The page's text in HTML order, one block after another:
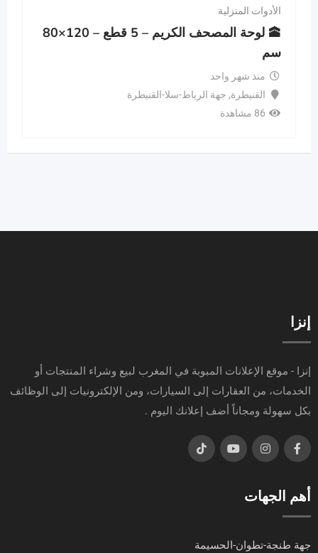
الأدوات المنزلية
🕋 لوحة المصحف الكريم – 5 قطع – 120×80
سم
منذ شهر واحد
القنيطرة, جهة الرباط-سلا-القنيطرة
86 مشاهدة
إنزا
إنزا - موقع الإعلانات المبوبة في المغرب لبيع وشراء المنتجات أو
الخدمات، من العقارات إلى السيارات، ومن الإلكترونيات إلى الوظائف
بكل سهولة ومجاناً أضف إعلانك اليوم .
أهم الجهات
جهة طنجة-تطوان-الحسيمة